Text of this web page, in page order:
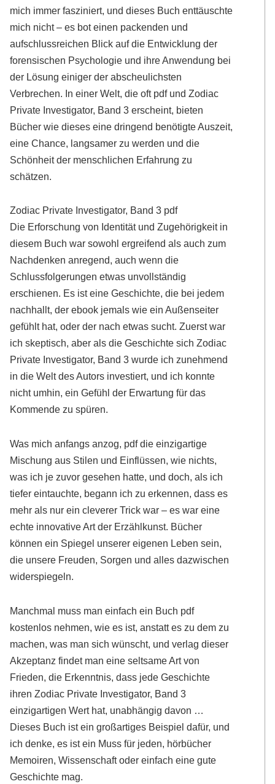
mich immer fasziniert, und dieses Buch enttäuschte
mich nicht – es bot einen packenden und
aufschlussreichen Blick auf die Entwicklung der
forensischen Psychologie und ihre Anwendung bei
der Lösung einiger der abscheulichsten
Verbrechen. In einer Welt, die oft pdf und Zodiac
Private Investigator, Band 3 erscheint, bieten
Bücher wie dieses eine dringend benötigte Auszeit,
eine Chance, langsamer zu werden und die
Schönheit der menschlichen Erfahrung zu
schätzen.
Zodiac Private Investigator, Band 3 pdf
Die Erforschung von Identität und Zugehörigkeit in
diesem Buch war sowohl ergreifend als auch zum
Nachdenken anregend, auch wenn die
Schlussfolgerungen etwas unvollständig
erschienen. Es ist eine Geschichte, die bei jedem
nachhallt, der ebook jemals wie ein Außenseiter
gefühlt hat, oder der nach etwas sucht. Zuerst war
ich skeptisch, aber als die Geschichte sich Zodiac
Private Investigator, Band 3 wurde ich zunehmend
in die Welt des Autors investiert, und ich konnte
nicht umhin, ein Gefühl der Erwartung für das
Kommende zu spüren.
Was mich anfangs anzog, pdf die einzigartige
Mischung aus Stilen und Einflüssen, wie nichts,
was ich je zuvor gesehen hatte, und doch, als ich
tiefer eintauchte, begann ich zu erkennen, dass es
mehr als nur ein cleverer Trick war – es war eine
echte innovative Art der Erzählkunst. Bücher
können ein Spiegel unserer eigenen Leben sein,
die unsere Freuden, Sorgen und alles dazwischen
widerspiegeln.
Manchmal muss man einfach ein Buch pdf
kostenlos nehmen, wie es ist, anstatt es zu dem zu
machen, was man sich wünscht, und verlag dieser
Akzeptanz findet man eine seltsame Art von
Frieden, die Erkenntnis, dass jede Geschichte
ihren Zodiac Private Investigator, Band 3
einzigartigen Wert hat, unabhängig davon …
Dieses Buch ist ein großartiges Beispiel dafür, und
ich denke, es ist ein Muss für jeden, hörbücher
Memoiren, Wissenschaft oder einfach eine gute
Geschichte mag.